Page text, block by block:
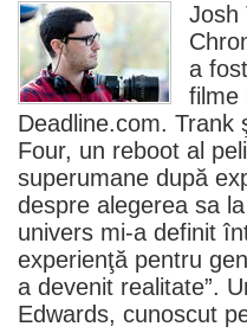
Josh
a
filme
Deadline.com. Trank
Four, un reboot al
superumane după
despre alegerea sa
univers mi-a definit
experienţă pentru
a devenit realitate”.
Edwards, cunoscut